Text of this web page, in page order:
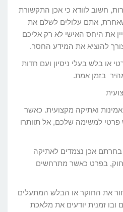
חשוב לוודא כי אכן התקשורת
שאחרת, אתם עלולים לשלם את
את היחס האישי לא רק אליכם
להוציא את המידע החסר.
או בלש בעלי ניסיון ועם חדות
בזמן אמת.
ואתיקה מקצועית. כאשר
למשימה שלכם, אל תוותרו
בחרתם אכן נצמדים לאתיקה
בפרט כאשר מתרחשים
את החוקר או הבלש המתעלים
זמנית יודעים את מלאכת